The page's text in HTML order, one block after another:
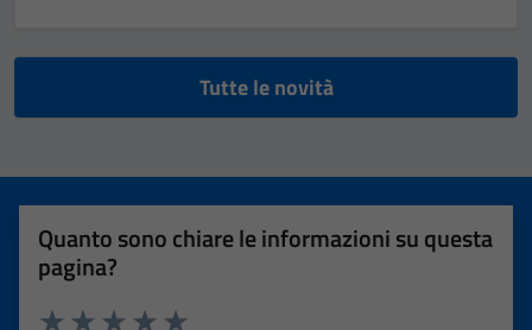
Tutte le novità
Quanto sono chiare le informazioni su questa
pagina?